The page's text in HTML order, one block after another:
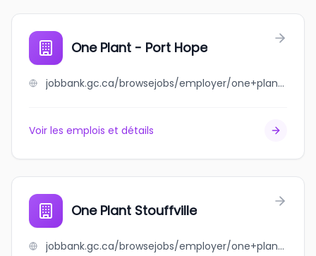
One Plant - Port Hope
jobbank.gc.ca/browsejobs/employer/one+plant+-+port+hope/ca
Voir les emplois et détails
One Plant Stouffville
jobbank.gc.ca/browsejobs/employer/one+plant+stouffville/ca